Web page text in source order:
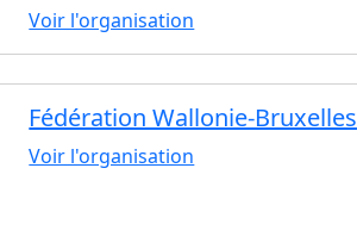
Voir l'organisation
Fédération Wallonie-Bruxelles
Voir l'organisation